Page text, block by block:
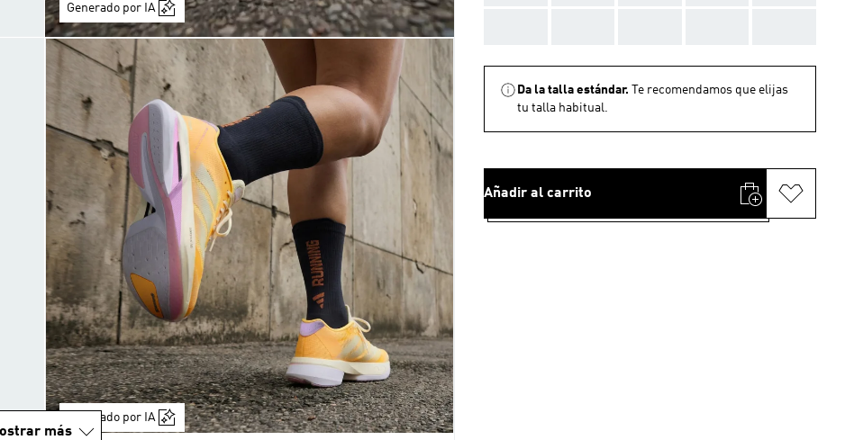
Generado por IA
Generado por IA
más
Da la talla estándar.
Te recomendamos que elijas
tu talla habitual.
Añadir al carrito